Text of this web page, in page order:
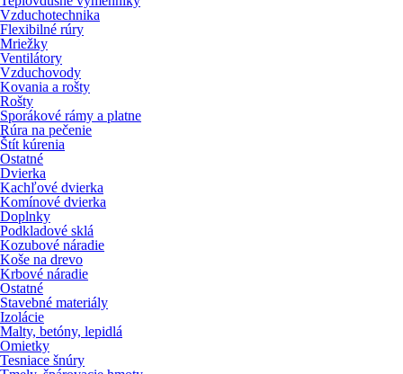
Vzduchotechnika
Flexibilné rúry
Mriežky
Ventilátory
Vzduchovody
Kovania a rošty
Rošty
Sporákové rámy a platne
Rúra na pečenie
Štít kúrenia
Ostatné
Dvierka
Kachľové dvierka
Komínové dvierka
Doplnky
Podkladové sklá
Kozubové náradie
Koše na drevo
Krbové náradie
Ostatné
Stavebné materiály
Izolácie
Malty, betóny, lepidlá
Omietky
Tesniace šnúry